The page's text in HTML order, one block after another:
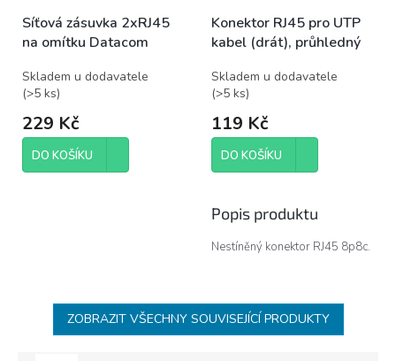
Síťová zásuvka 2xRJ45
na omítku Datacom
Skladem u dodavatele
(>5 ks)
229 Kč
DO KOŠÍKU
Konektor RJ45 pro UTP
kabel (drát), průhledný
Skladem u dodavatele
(>5 ks)
119 Kč
DO KOŠÍKU
Popis produktu
Nestíněný konektor RJ45 8p8c.
ZOBRAZIT VŠECHNY SOUVISEJÍCÍ PRODUKTY